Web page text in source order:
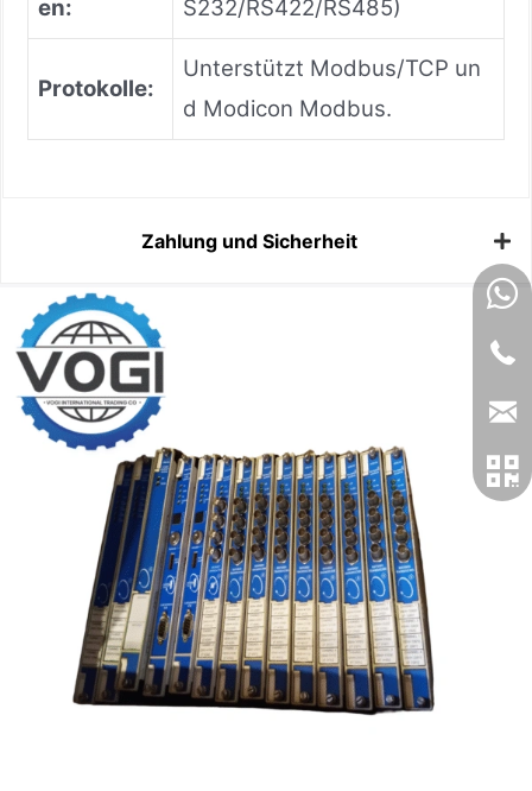
en: S232/RS422/RS485)
Protokolle:
Unterstützt Modbus/TCP un
d Modicon Modbus.
Zahlung und Sicherheit